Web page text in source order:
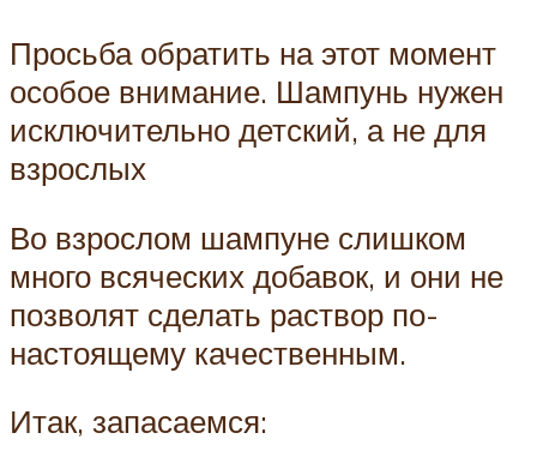
Просьба обратить на этот момент
особое внимание. Шампунь нужен
исключительно детский, а не для
взрослых
Во взрослом шампуне слишком
много всяческих добавок, и они не
позволят сделать раствор по-
настоящему качественным.
Итак, запасаемся: